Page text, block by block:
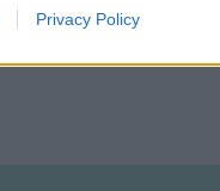
Privacy Policy